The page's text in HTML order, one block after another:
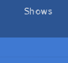
Shows